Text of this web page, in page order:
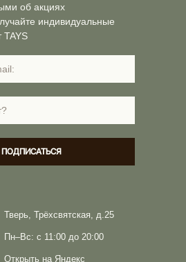
Тверь, Трёхсвятская, д.25
Пн–Вс: с 11:00 до 20:00
Открыть на Яндекс
об акциях
индивидуальные
TAYS
ПОДПИСАТЬСЯ